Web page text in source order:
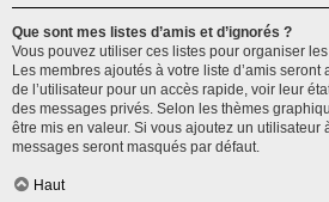
Que sont mes listes d’amis et d’ignorés ?
Vous pouvez utiliser ces listes pour organiser
Les membres ajoutés à votre liste d’amis
de l’utilisateur pour un accès rapide, voir leur
des messages privés. Selon les thèmes
être mis en valeur. Si vous ajoutez un utilisateur
messages seront masqués par défaut.
Haut